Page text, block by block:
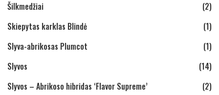
Šilkmedžiai
(2)
Skiepytas karklas Blindė
(1)
Slyva-abrikosas Plumcot
(1)
Slyvos
(14)
Slyvos – Abrikoso hibridas ‘Flavor Supreme’
(2)